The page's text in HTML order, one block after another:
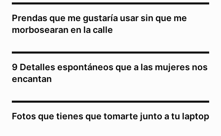
Prendas que me gustaría usar sin que me
morbosearan en la calle
9 Detalles espontáneos que a las mujeres nos
encantan
Fotos que tienes que tomarte junto a tu laptop